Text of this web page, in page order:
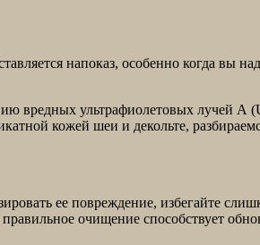
напоказ, особенно когда вы
вредных ультрафиолетовых лучей А
кожей шеи и декольте,
ее повреждение, избегайте
очищение способствует